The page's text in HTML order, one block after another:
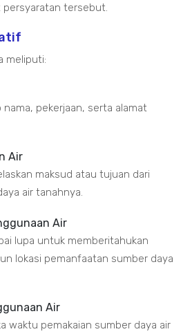
persyaratan tersebut.
meliputi:
pekerjaan, serta alamat
Air
maksud atau tujuan dari
air tanahnya.
Air
lupa untuk memberitahukan
lokasi pemanfaatan sumber daya
Air
waktu pemakaian sumber daya air